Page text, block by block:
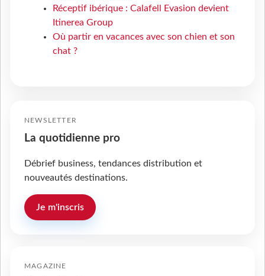
Réceptif ibérique : Calafell Evasion devient
Itinerea Group
Où partir en vacances avec son chien et son
chat ?
NEWSLETTER
La quotidienne pro
Débrief business, tendances distribution et
nouveautés destinations.
Je m'inscris
MAGAZINE